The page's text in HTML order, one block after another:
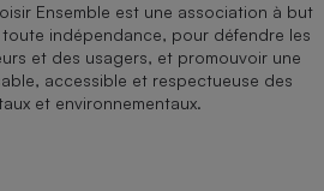
Ensemble est une association à but
indépendance, pour défendre les
et des usagers, et promouvoir une
accessible et respectueuse des
et environnementaux.